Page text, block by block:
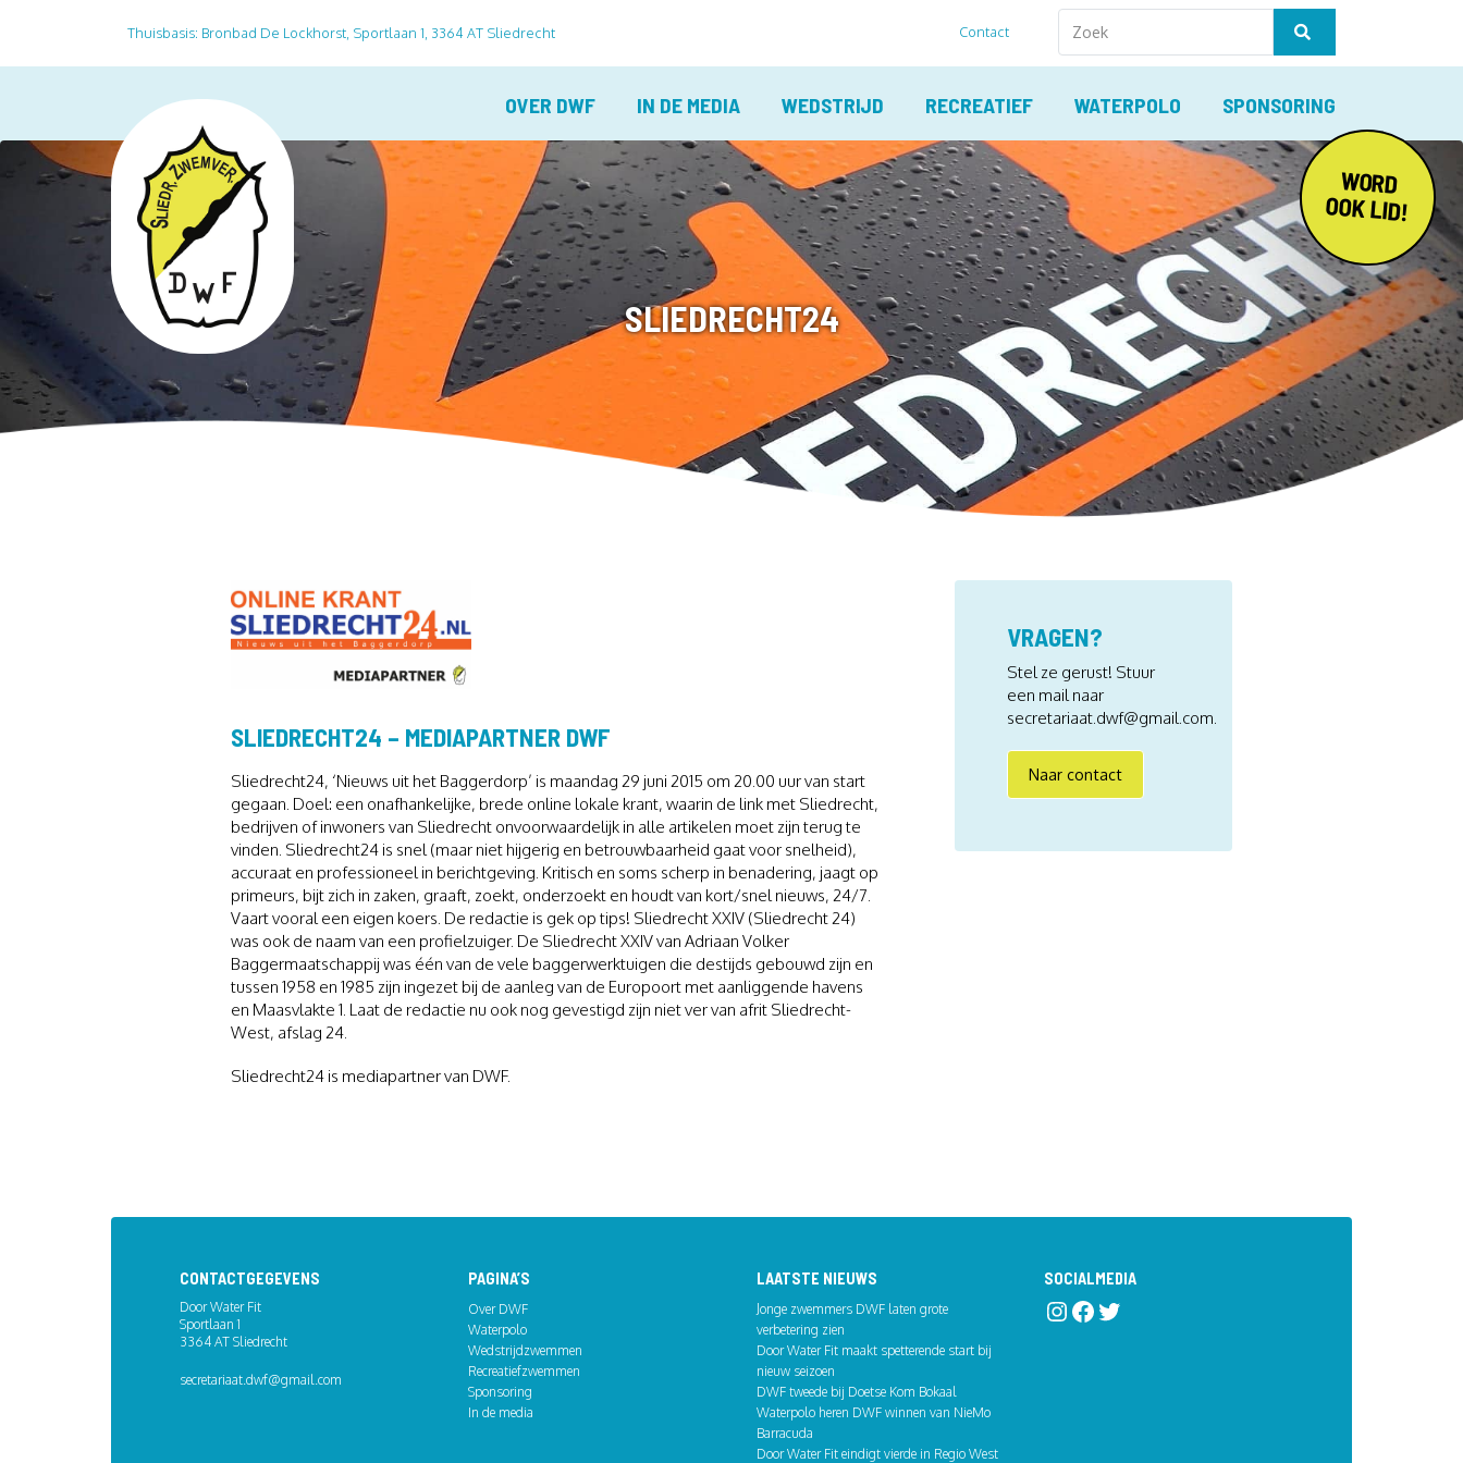
Thuisbasis: Bronbad De Lockhorst, Sportlaan 1, 3364 AT Sliedrecht Contact
OVER DWF IN DE MEDIA WEDSTRIJD RECREATIEF WATERPOLO SPONSORING
WORD
OOK LID!
SLIEDRECHT24
SLIEDRECHT24 – MEDIAPARTNER DWF
Sliedrecht24, ‘Nieuws uit het Baggerdorp’ is maandag 29 juni 2015 om 20.00 uur van start
gegaan. Doel: een onafhankelijke, brede online lokale krant, waarin de link met Sliedrecht,
bedrijven of inwoners van Sliedrecht onvoorwaardelijk in alle artikelen moet zijn terug te
vinden. Sliedrecht24 is snel (maar niet hijgerig en betrouwbaarheid gaat voor snelheid),
accuraat en professioneel in berichtgeving. Kritisch en soms scherp in benadering, jaagt op
primeurs, bijt zich in zaken, graaft, zoekt, onderzoekt en houdt van kort/snel nieuws, 24/7.
Vaart vooral een eigen koers. De redactie is gek op tips! Sliedrecht XXIV (Sliedrecht 24)
was ook de naam van een profielzuiger. De Sliedrecht XXIV van Adriaan Volker
Baggermaatschappij was één van de vele baggerwerktuigen die destijds gebouwd zijn en
tussen 1958 en 1985 zijn ingezet bij de aanleg van de Europoort met aanliggende havens
en Maasvlakte 1. Laat de redactie nu ook nog gevestigd zijn niet ver van afrit Sliedrecht-
West, afslag 24.
Sliedrecht24 is mediapartner van DWF.
VRAGEN?
Stel ze gerust! Stuur
een mail naar
secretariaat.dwf@gmail.com.
Naar contact
CONTACTGEGEVENS
Door Water Fit
Sportlaan 1
3364 AT Sliedrecht
secretariaat.dwf@gmail.com
PAGINA’S
Over DWF
Waterpolo
Wedstrijdzwemmen
Recreatiefzwemmen
Sponsoring
In de media
LAATSTE NIEUWS
Jonge zwemmers DWF laten grote
verbetering zien
Door Water Fit maakt spetterende start bij
nieuw seizoen
DWF tweede bij Doetse Kom Bokaal
Waterpolo heren DWF winnen van NieMo
Barracuda
Door Water Fit eindigt vierde in Regio West
SOCIALMEDIA
Instagram
Facebook
Twitter